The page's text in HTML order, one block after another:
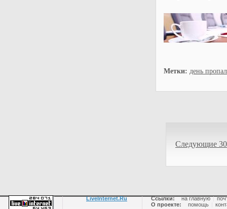
Метки: день
Следующие
LiveInternet.Ru Ссылки: на главную |
О проекте:
помощь